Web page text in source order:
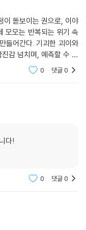
이 돋보이는 권으로, 이야
모모는 반복되는 위기 속
들어간다. 기괴한 괴이와
감 넘치며, 예측할 수 없
서는 캐릭터들의 내면과
0 댓글0
다!
0 댓글0